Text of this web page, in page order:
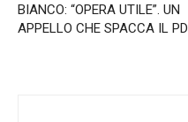
BIANCO: “OPERA UTILE”. UN
APPELLO CHE SPACCA IL PD